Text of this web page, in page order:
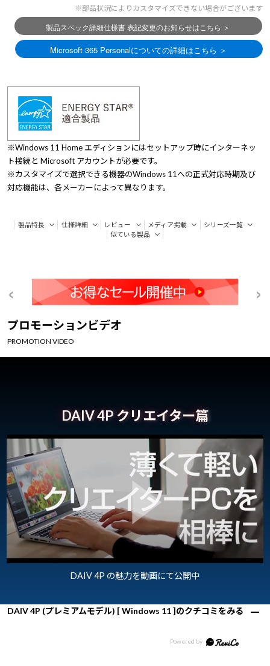
※部品状況によりカスタマイズできない場合がございます
※Windows 11 Home エディションにはセットアップ時にインターネッ
ト接続と Microsoft アカウントが必要です。
※カスタマイズで選択できる機器のWindows 11への正式対応時期及び
対応機能は、各メーカーによって異なります。
製品特長 仕様詳細 レビュー メディア掲載
シリーズ一覧
似ている製品
プロモーションビデオ
PROMOTION VIDEO
DAIV 4P クリエイター篇
DAIV 4P の魅力を動画にて公開中
DAIV 4P (プレミアムモデル) [ Windows 11 ]のクチコミをみる